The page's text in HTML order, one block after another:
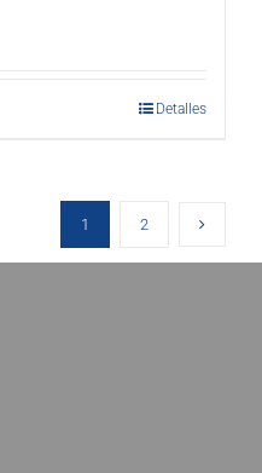
Detalles
1 2